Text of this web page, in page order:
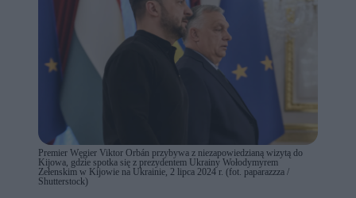
Premier Węgier Viktor Orbán przybywa z niezapowiedzianą wizytą do
Kijowa, gdzie spotka się z prezydentem Ukrainy Wołodymyrem
Zełenskim w Kijowie na Ukrainie, 2 lipca 2024 r. (fot. paparazzza /
Shutterstock)